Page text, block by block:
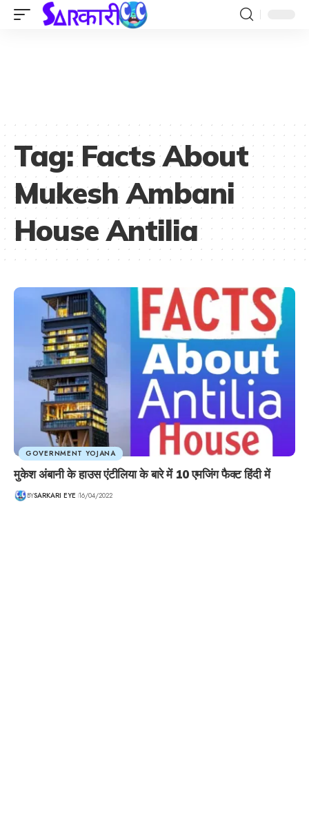
Tag:Facts About
Mukesh Ambani
House Antilia
GOVERNMENT YOJANA
मुकेश अंबानी के हाउस एंटीलिया के बारे में 10 एमजिंग फैक्ट हिंदी में
BYSARKARI EYE 16/04/2022